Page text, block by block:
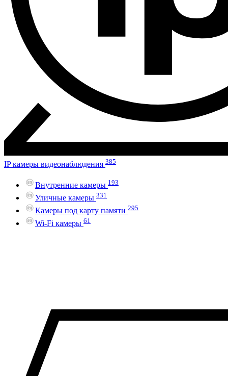
IP камеры видеонаблюдения 385
Внутренние камеры 193
Уличные камеры 331
Камеры под карту памяти 295
Wi-Fi камеры 61